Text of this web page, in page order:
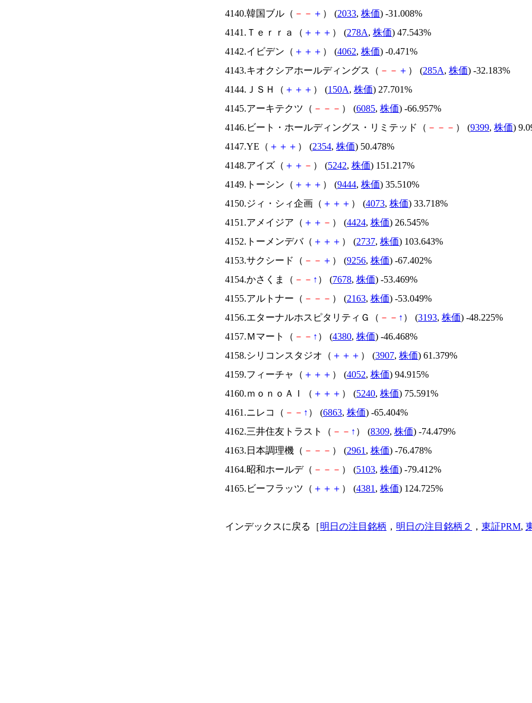
4140.韓国ブル（ － － ＋ ） (2033, 株価) -31.008%
4141.Ｔｅｒｒａ（ ＋ ＋ ＋ ） (278A, 株価) 47.543%
4142.イビデン（ ＋ ＋ ＋ ） (4062, 株価) -0.471%
4143.キオクシアホールディングス（ － － ＋ ） (285A, 株価) -32.183%
4144.ＪＳＨ（ ＋ ＋ ＋ ） (150A, 株価) 27.701%
4145.アーキテクツ（ － － － ） (6085, 株価) -66.957%
4146.ビート・ホールディングス・リミテッド（ － － － ） (9399, 株価)
4147.YE（ ＋ ＋ ＋ ） (2354, 株価) 50.478%
4148.アイズ（ ＋ ＋ － ） (5242, 株価) 151.217%
4149.トーシン（ ＋ ＋ ＋ ） (9444, 株価) 35.510%
4150.ジィ・シィ企画（ ＋ ＋ ＋ ） (4073, 株価) 33.718%
4151.アメイジア（ ＋ ＋ － ） (4424, 株価) 26.545%
4152.トーメンデバ（ ＋ ＋ ＋ ） (2737, 株価) 103.643%
4153.サクシード（ － － ＋ ） (9256, 株価) -67.402%
4154.かさくま（ － － ↑ ） (7678, 株価) -53.469%
4155.アルトナー（ － － － ） (2163, 株価) -53.049%
4156.エターナルホスピタリティＧ（ － － ↑ ） (3193, 株価) -48.225%
4157.Ｍマート（ － － ↑ ） (4380, 株価) -46.468%
4158.シリコンスタジオ（ ＋ ＋ ＋ ） (3907, 株価) 61.379%
4159.フィーチャ（ ＋ ＋ ＋ ） (4052, 株価) 94.915%
4160.ｍｏｎｏＡＩ（ ＋ ＋ ＋ ） (5240, 株価) 75.591%
4161.ニレコ（ － － ↑ ） (6863, 株価) -65.404%
4162.三井住友トラスト（ － － ↑ ） (8309, 株価) -74.479%
4163.日本調理機（ － － － ） (2961 , 株価) -76.478%
4164.昭和ホールデ（ － － － ） (5103, 株価) -79.412%
4165.ビーフラッツ（ ＋ ＋ ＋ ） (4381 , 株価) 124.725%
インデックスに戻る［明日の注目銘柄 ， 明日の注目銘柄２ ， 東証PRM,